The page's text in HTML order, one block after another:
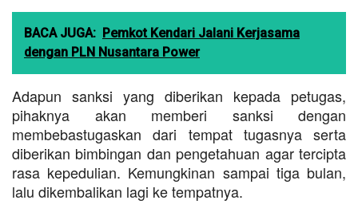
BACA JUGA: Pemkot Kendari Jalani Kerjasama
dengan PLN Nusantara Power
Adapun sanksi yang diberikan kepada petugas,
pihaknya akan memberi sanksi dengan
membebastugaskan dari tempat tugasnya serta
diberikan bimbingan dan pengetahuan agar tercipta
rasa kepedulian. Kemungkinan sampai tiga bulan,
lalu dikembalikan lagi ke tempatnya.